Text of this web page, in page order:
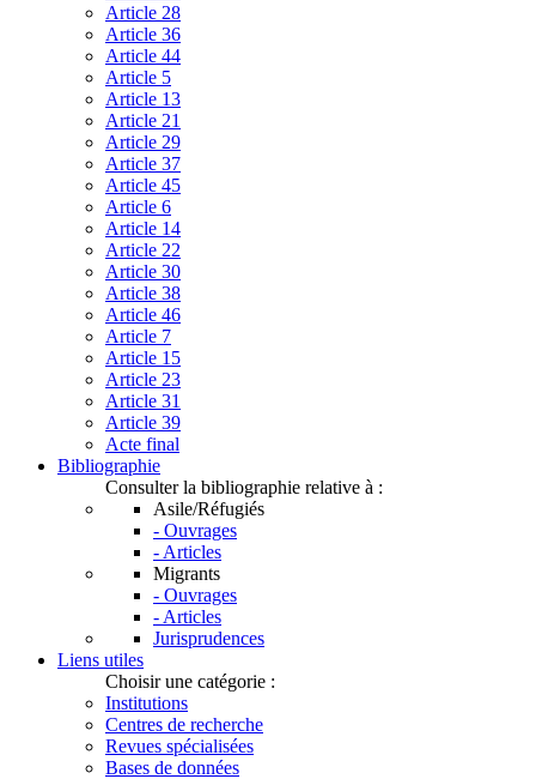
Article 28
Article 36
Article 44
Article 5
Article 13
Article 21
Article 29
Article 37
Article 45
Article 6
Article 14
Article 22
Article 30
Article 38
Article 46
Article 7
Article 15
Article 23
Article 31
Article 39
Acte final
Bibliographie
Consulter la bibliographie relative à :
Asile/Réfugiés
- Ouvrages
- Articles
Migrants
- Ouvrages
- Articles
Jurisprudences
Liens utiles
Choisir une catégorie :
Institutions
Centres de recherche
Revues spécialisées
Bases de données